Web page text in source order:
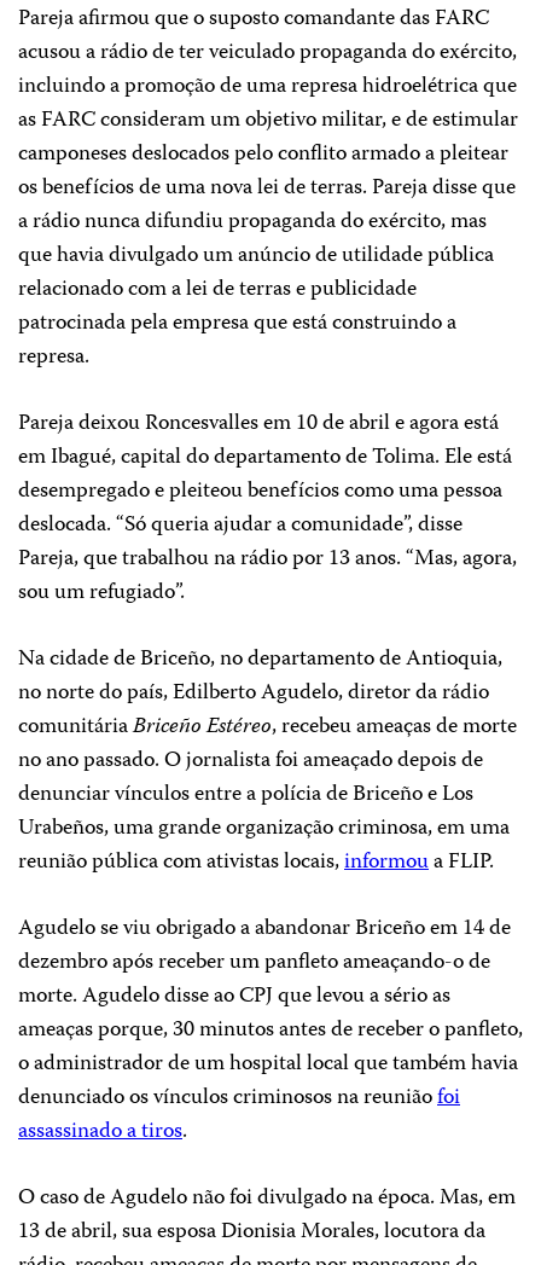
Pareja afirmou que o suposto comandante das FARC
acusou a rádio de ter veiculado propaganda do exército,
incluindo a promoção de uma represa hidroelétrica que
as FARC consideram um objetivo militar, e de estimular
camponeses deslocados pelo conflito armado a pleitear
os benefícios de uma nova lei de terras. Pareja disse que
a rádio nunca difundiu propaganda do exército, mas
que havia divulgado um anúncio de utilidade pública
relacionado com a lei de terras e publicidade
patrocinada pela empresa que está construindo a
represa.
Pareja deixou Roncesvalles em 10 de abril e agora está
em Ibagué, capital do departamento de Tolima. Ele está
desempregado e pleiteou benefícios como uma pessoa
deslocada. “Só queria ajudar a comunidade”, disse
Pareja, que trabalhou na rádio por 13 anos. “Mas, agora,
sou um refugiado”.
Na cidade de Briceño, no departamento de Antioquia,
no norte do país, Edilberto Agudelo, diretor da rádio
comunitáriaBriceño Estéreo, recebeu ameaças de morte
no ano passado. O jornalista foi ameaçado depois de
denunciar vínculos entre a polícia de Briceño e Los
Urabeños, uma grande organização criminosa, em uma
reunião pública com ativistas locais,informoua FLIP.
Agudelo se viu obrigado a abandonar Briceño em 14 de
dezembro após receber um panfleto ameaçando-o de
morte. Agudelo disse ao CPJ que levou a sério as
ameaças porque, 30 minutos antes de receber o panfleto,
o administrador de um hospital local que também havia
denunciado os vínculos criminosos na reuniãofoi
assassinado a tiros.
O caso de Agudelo não foi divulgado na época. Mas, em
13 de abril, sua esposa Dionisia Morales, locutora da